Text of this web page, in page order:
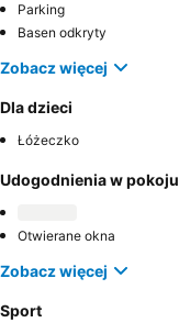
Parking
Basen odkryty
Zobacz więcej
Dla dzieci
Łóżeczko
Udogodnienia w pokoju
Otwierane okna
Zobacz więcej
Sport